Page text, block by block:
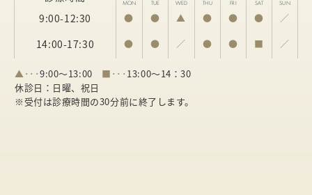
MON TUE WED THU FRI SAT SUN
9:00-12:30 ● ● ▲ ● ● ● ／
14:00-17:30 ● ● ／ ● ● ■ ／
▲･･･9:00～13:00 ■･･･ 13:00～14：30
休診日：日曜、祝日
※受付は診療時間の30分前に終了します。